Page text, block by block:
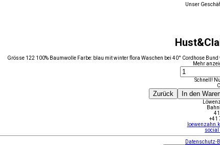
Unser
Grösse 122 100% Baumwolle Farbe: blau mit winter flora Waschen bei 40° Cordhose
Mehr
Schnell!
Zurück In den
+41
social
Datenschutz-